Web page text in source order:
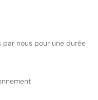
par nous pour une durée